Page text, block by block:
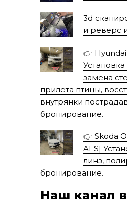
3d
и реверс
👉
замена
прилета птицы,
внутрянки
бронирование.
👉 Skoda
AFS|
линз,
бронирование.
Наш канал в